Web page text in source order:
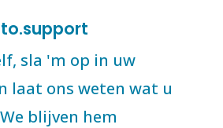
sla 'm op in uw
laat ons weten wat u
blijven hem